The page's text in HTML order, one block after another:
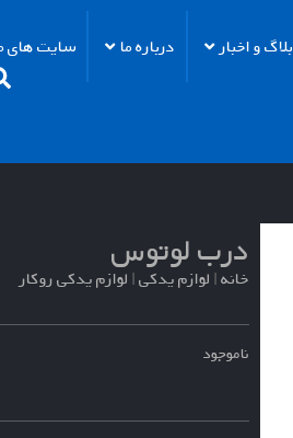
بلاگ و اخبار درباره ما سایت های
درب لوتوس
خانه| لوازم یدکی| لوازم یدکی روکار
ناموجود